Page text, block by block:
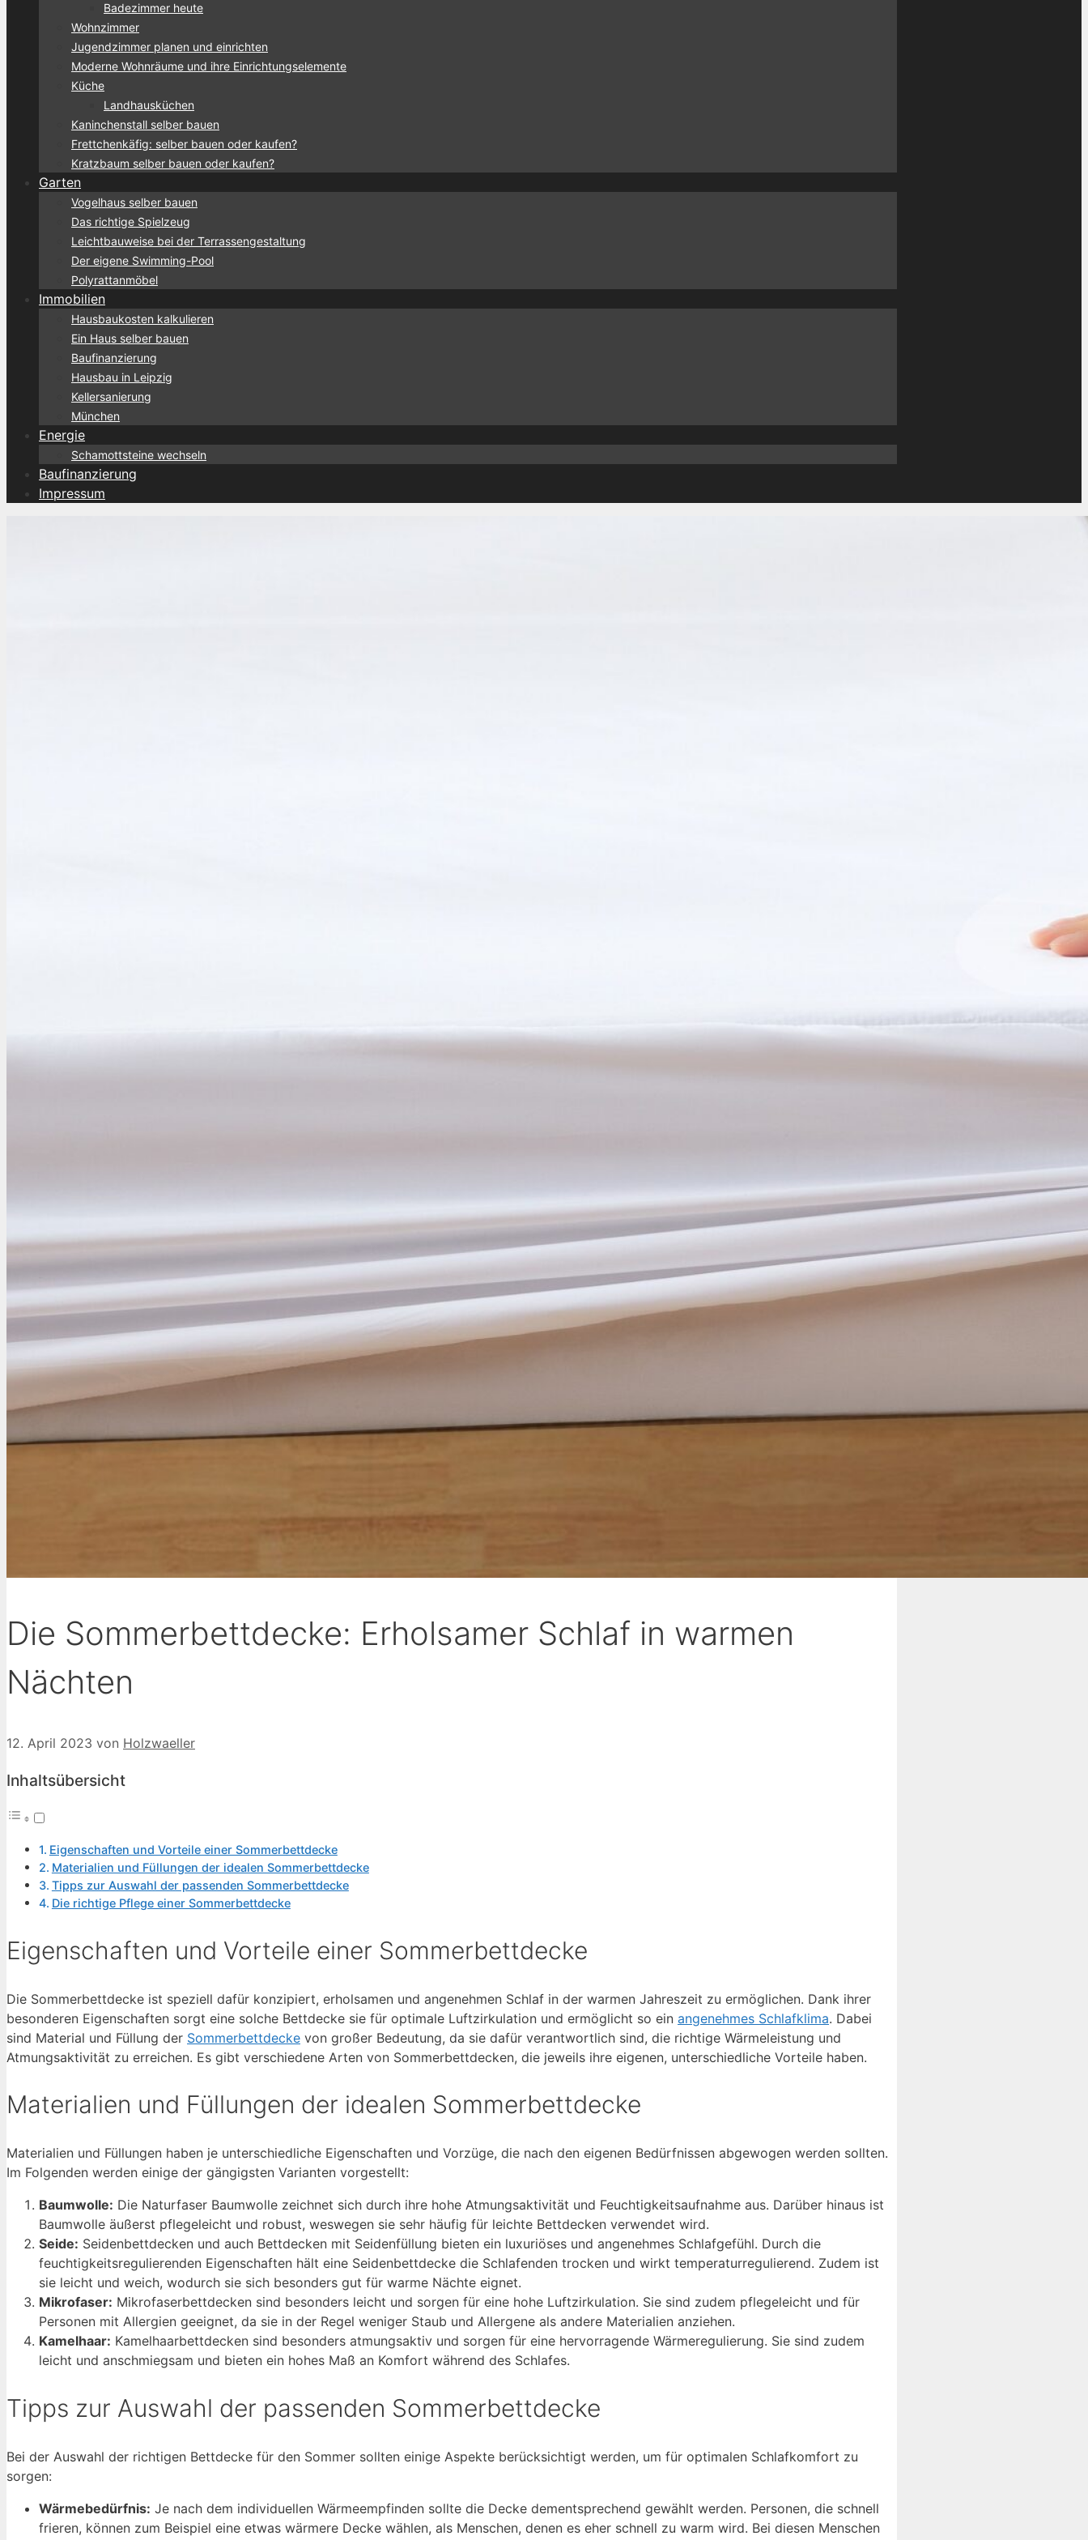
Badezimmer heute
Wohnzimmer
Jugendzimmer planen und einrichten
Moderne Wohnräume und ihre Einrichtungselemente
Küche
Landhausküchen
Kaninchenstall selber bauen
Frettchenkäfig: selber bauen oder kaufen?
Kratzbaum selber bauen oder kaufen?
Garten
Vogelhaus selber bauen
Das richtige Spielzeug
Leichtbauweise bei der Terrassengestaltung
Der eigene Swimming-Pool
Polyrattanmöbel
Immobilien
Hausbaukosten kalkulieren
Ein Haus selber bauen
Baufinanzierung
Hausbau in Leipzig
Kellersanierung
München
Energie
Schamottsteine wechseln
Baufinanzierung
Impressum
Die Sommerbettdecke: Erholsamer Schlaf in warmen
Nächten
12. April 2023 von Holzwaeller
Inhaltsübersicht
Eigenschaften und Vorteile einer Sommerbettdecke
Materialien und Füllungen der idealen Sommerbettdecke
Tipps zur Auswahl der passenden Sommerbettdecke
Die richtige Pflege einer Sommerbettdecke
Eigenschaften und Vorteile einer Sommerbettdecke
Die Sommerbettdecke ist speziell dafür konzipiert, erholsamen und angenehmen Schlaf in der warmen Jahreszeit zu ermöglichen. Dank ihrer
besonderen Eigenschaften sorgt eine solche Bettdecke sie für optimale Luftzirkulation und ermöglicht so ein angenehmes Schlafklima. Dabei
sind Material und Füllung der Sommerbettdecke von großer Bedeutung, da sie dafür verantwortlich sind, die richtige Wärmeleistung und
Atmungsaktivität zu erreichen. Es gibt verschiedene Arten von Sommerbettdecken, die jeweils ihre eigenen, unterschiedliche Vorteile haben.
Materialien und Füllungen der idealen Sommerbettdecke
Materialien und Füllungen haben je unterschiedliche Eigenschaften und Vorzüge, die nach den eigenen Bedürfnissen abgewogen werden sollten.
Im Folgenden werden einige der gängigsten Varianten vorgestellt:
Baumwolle: Die Naturfaser Baumwolle zeichnet sich durch ihre hohe Atmungsaktivität und Feuchtigkeitsaufnahme aus. Darüber hinaus ist
Baumwolle äußerst pflegeleicht und robust, weswegen sie sehr häufig für leichte Bettdecken verwendet wird.
Seide: Seidenbettdecken und auch Bettdecken mit Seidenfüllung bieten ein luxuriöses und angenehmes Schlafgefühl. Durch die
feuchtigkeitsregulierenden Eigenschaften hält eine Seidenbettdecke die Schlafenden trocken und wirkt temperaturregulierend. Zudem ist
sie leicht und weich, wodurch sie sich besonders gut für warme Nächte eignet.
Mikrofaser: Mikrofaserbettdecken sind besonders leicht und sorgen für eine hohe Luftzirkulation. Sie sind zudem pflegeleicht und für
Personen mit Allergien geeignet, da sie in der Regel weniger Staub und Allergene als andere Materialien anziehen.
Kamelhaar: Kamelhaarbettdecken sind besonders atmungsaktiv und sorgen für eine hervorragende Wärmeregulierung. Sie sind zudem
leicht und anschmiegsam und bieten ein hohes Maß an Komfort während des Schlafes.
Tipps zur Auswahl der passenden Sommerbettdecke
Bei der Auswahl der richtigen Bettdecke für den Sommer sollten einige Aspekte berücksichtigt werden, um für optimalen Schlafkomfort zu
sorgen:
Wärmebedürfnis: Je nach dem individuellen Wärmeempfinden sollte die Decke dementsprechend gewählt werden. Personen, die schnell
frieren, können zum Beispiel eine etwas wärmere Decke wählen, als Menschen, denen es eher schnell zu warm wird. Bei diesen Menschen